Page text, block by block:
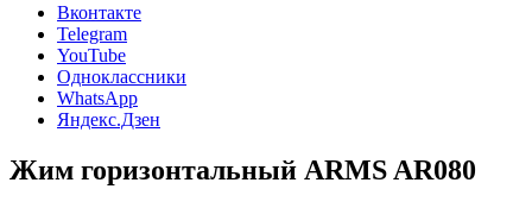
Вконтакте
Telegram
YouTube
Одноклассники
WhatsApp
Яндекс.Дзен
Жим горизонтальный ARMS AR080